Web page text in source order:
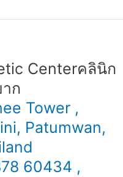
Center​ คลินิก
ก
Tower ,
Patumwan,
60434 ,